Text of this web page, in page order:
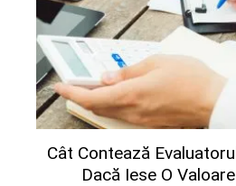
Cât Contează
Dacă Iese O